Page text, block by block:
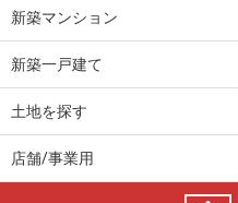
新築マンション
新築一戸建て
土地を探す
店舗/事業用